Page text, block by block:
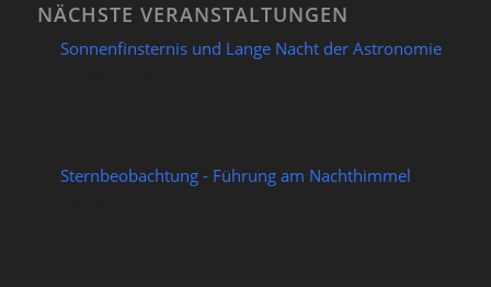
NÄCHSTE VERANSTALTUNGEN
Sonnenfinsternis und Lange Nacht der Astronomie
Sternbeobachtung - Führung am Nachthimmel